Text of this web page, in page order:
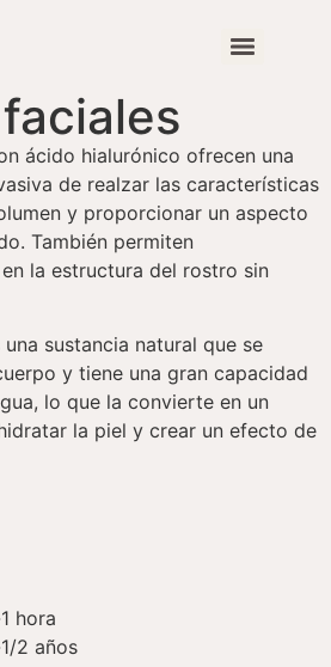
ácido hialurónico ofrecen una
de realzar las características
y proporcionar un aspecto
También permiten
la estructura del rostro sin
sustancia natural que se
y tiene una gran capacidad
lo que la convierte en un
la piel y crear un efecto de
hora
2 años